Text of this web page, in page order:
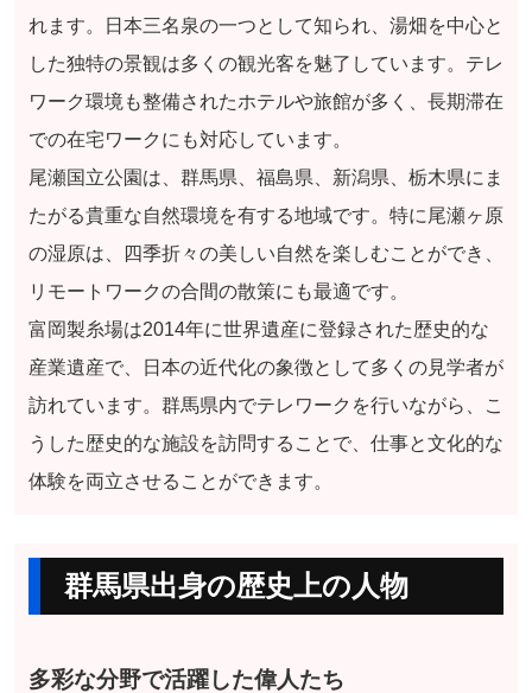
れます。日本三名泉の一つとして知られ、湯畑を中心と
した独特の景観は多くの観光客を魅了しています。テレ
ワーク環境も整備されたホテルや旅館が多く、長期滞在
での在宅ワークにも対応しています。
尾瀬国立公園は、群馬県、福島県、新潟県、栃木県にま
たがる貴重な自然環境を有する地域です。特に尾瀬ヶ原
の湿原は、四季折々の美しい自然を楽しむことができ、
リモートワークの合間の散策にも最適です。
富岡製糸場は2014年に世界遺産に登録された歴史的な
産業遺産で、日本の近代化の象徴として多くの見学者が
訪れています。群馬県内でテレワークを行いながら、こ
うした歴史的な施設を訪問することで、仕事と文化的な
体験を両立させることができます。
群馬県出身の歴史上の人物
多彩な分野で活躍した偉人たち